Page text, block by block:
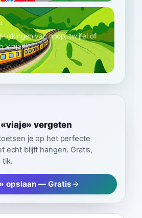
van hoop, twijfel of
'viajar').
vergeten
je op het perfecte
echt blijft hangen. Gratis,
tik.
opslaan — Gratis